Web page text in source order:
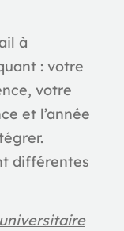
à
: votre
votre
et l’année
différentes